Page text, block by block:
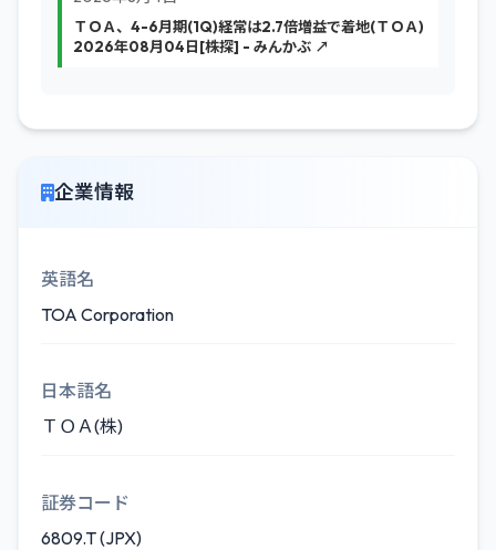
ＴＯＡ、4-6月期(1Q)経常は2.7倍増益で着地(ＴＯＡ)
2026年08月04日[株探] - みんかぶ ↗
企業情報
英語名
TOA Corporation
日本語名
ＴＯＡ(株)
証券コード
6809.T (JPX)